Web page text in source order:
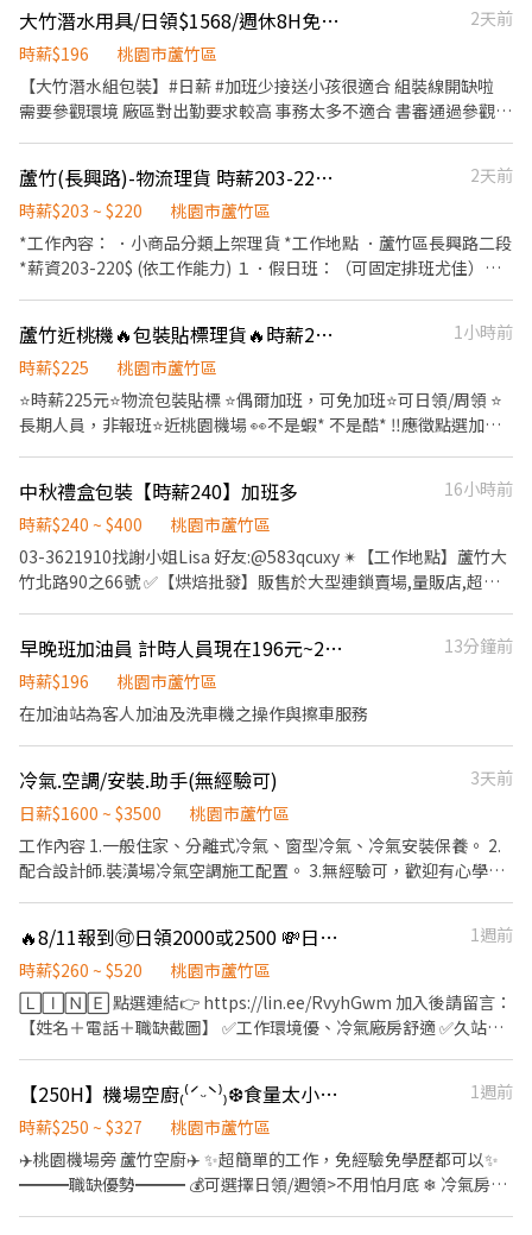
【@317tpzqd】明熙-Blue專員 加入後請留下您的姓名+電話+職缺
⭕️免費諮詢 ❌無收取仲介費
推薦給你💖 ᴸᴵᴺᴱ ᴵᴰ ➞ @976lgyne ✡點網址即可加入
✡https://lin.ee/CcskdiH 加入後 提供『職缺截圖+姓名+電話』 🔥
生 我們提供介紹獎金1萬元給你😍‼️ 介紹新朋友來上班 就可以一直
領獎金✨
大竹潛水用具/日領$1568/週休8H免加班
2天前
時薪$196
桃園市蘆竹區
【大竹潛水組包裝】#日薪 #加班少接送小孩很適合 組裝線開缺啦
需要參觀環境 廠區對出勤要求較高 事務太多不適合 書審通過參觀廠
1568 個人工作臺 不是流動線 日領-30、週領最高10000 第一天壓工
需扣保費 第二天薪資隔日中午匯款 外銷歐洲頂級潛水裝備 廠區環境
乾淨穿室內拖鞋 站坐單位都有主管分配 潛水衣|護目鏡|呼吸器 組包
裝|測試|品檢|倉管 日班:08:00-17:00(8h) 午餐:12:00-13:00(自理) 地
點:蘆竹中興路 無間休時間,只有午休1小時可以抽菸 煙癮大較不適合
好友 ❤️紫玲小姐 ❤️請加賴@zz168168(記得加@)
https://lin.ee/Ki9Xgq9 (或點選網址直接加入)
蘆竹(長興路)-物流理貨 時薪203-220元 可書審.可報班.可日領
2天前
時薪$203 ~ $220
桃園市蘆竹區
*工作內容： ．小商品分類上架理貨 *工作地點 ．蘆竹區長興路二段
*薪資203-220$ (依工作能力) １．假日班：（可固定排班尤佳）
４．兼職：（可穩定排班佳） 08:00-12:00 13:00-17:00 17:30-
20:30（時段可微調） 17:00-22:00（需體檢） 18:00-22:00（需體
檢） 【兼職職缺】 自由報班-週二~週六可報班 【長期職缺】 需配
合貨量加班，加班費依照勞基法計算 *員工福利 ．可書審 ．可日領
6％ ．團體保險 預約面試 ．0982-336-364陳專員
蘆竹近桃機🔥包裝貼標理貨🔥時薪225🔥加班費也可以日領
1小時前
時薪$225
桃園市蘆竹區
⭐️時薪225元⭐️物流包裝貼標 ⭐️偶爾加班，可免加班⭐️可日領/周領 ⭐️
長期人員，非報班⭐️近桃園機場 👀不是蝦* 不是酷* ‼️應徵點選加
【上午休息時間】10:15~10:30 【中午用餐時間】12:00~13:00 【下
午休息時間】15:15~15:30 【薪資計算】⭐時薪225元⭐ 【工作內
容】產品製標(印出貼紙)、貼標、包裝作業、理貨 【休息時間】1H
【中間吃飯】自理，可代訂便當 【休假方式】週休二日 【工作地
點】蘆竹區中圳街175號 【領薪方式】 ✅可日領1500，會扣30元手
掉 ✅只有匯款，沒有領現 ✅剩餘薪資次月5號發薪 ▬＞＞工作需求
＜＜▬ ✅需穿安全鞋(可先跟公司借)、長褲 ✅非短期工(非報班) ✅可
日/週領 ✅可免加班 ▬‼️立即報名‼️▬ 🫶加萊應徵 搜尋ID：
0988866359 🫶或點選加官方好友萊：https://lin.ee/j8HhyQT 🫶
加入留言：姓名／電話／應徵工作截圖
中秋禮盒包裝【時薪240】加班多
16小時前
時薪$240 ~ $400
桃園市蘆竹區
03-3621910找謝小姐Lisa 好友:@583qcuxy ✴【工作地點】蘆竹大
竹北路90之66號 ✅【烘焙批發】販售於大型連鎖賣場,量販店,超市
▼▃▃▃ ️【薪水】：正常出勤，時薪$230 +獎金10/時 ➜ 可領
【✔$42,240】起 ➜ 常態加班可領6萬起 ▃▃▃▼ 重點介紹
▼▃▃▃ ☑【工作內容】：整形、烤爐、包餡、包裝 ☑【休假制
半小時 ☑【發薪制度】：次月10號發薪(可週借支/現金) ▃▃▃▼
享有福利 ▼▃▃▃ 1.員工制服 2.保險福利：勞保、健保、團保、勞
早晚班加油員 計時人員現在196元~240元 職缺有限先搶先贏
13分鐘前
時薪$196
桃園市蘆竹區
在加油站為客人加油及洗車機之操作與擦車服務
冷氣.空調/安裝.助手(無經驗可)
3天前
日薪$1600 ~ $3500
桃園市蘆竹區
工作內容 1.一般住家、分離式冷氣、窗型冷氣、冷氣安裝保養。 2.
配合設計師.裝潢場冷氣空調施工配置。 3.無經驗可，歡迎有心學習
🔥8/11報到🉑️日領2000或2500 💸日210中240夜260加班多🍱供餐
1週前
時薪$260 ~ $520
桃園市蘆竹區
🄻🄸🄽🄴 點選連結👉 https://lin.ee/RvyhGwm 加入後請留言：
【姓名＋電話＋職缺截圖】 ✅工作環境優、冷氣廠房舒適 ✅久站久
📆休假制度-周休二日 💰發薪制度-每月10號發薪(薪資可以達6萬~8
萬) ☑️日班-08:00~17:30 (加班18:00~20:00) ☑️夜班-20:00~ 05:30(加
班06:00~08:00) 🍱午餐用餐-12:00~13:30 ⭐⭐⭐日領金額⭐⭐⭐ 💸日
餐餐廳刷卡用餐，也有全家/拉亞漢堡，公司補助90元，超過90元請
【250H】機場空廚₍⁽ˊᵕˋ⁾₎❆食量太小別來🙋‍♀️24H免費供餐冷氣房 多種班別
1週前
時薪$250 ~ $327
桃園市蘆竹區
✈️桃園機場旁 蘆竹空廚✈️ ✨超簡單的工作，免經驗免學歷都可以✨
━━━職缺優勢━━━ 💰可選擇日領/週領>不用怕月底 ❄ 冷氣房>